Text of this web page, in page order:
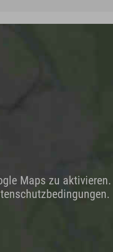
Maps zu aktivieren.